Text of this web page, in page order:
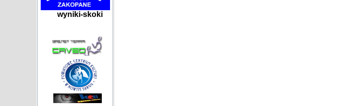
wyniki-skoki